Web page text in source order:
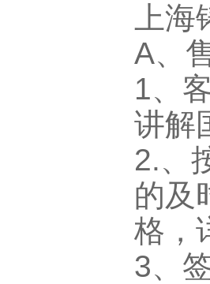
上
A、
1、
讲解
2.、
的及
格，
3、